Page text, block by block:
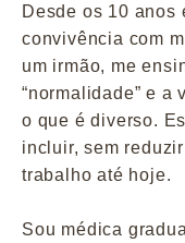
Desde os 10 anos
convivência com
um irmão, me
“normalidade” e a
o que é diverso.
incluir, sem
trabalho até hoje.
Sou médica